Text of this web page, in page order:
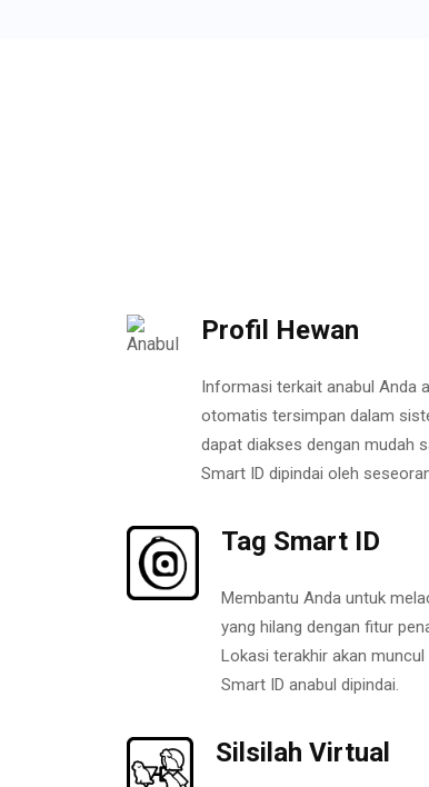
Profil Hewan
Informasi terkait anabul Anda
otomatis tersimpan dalam
dapat diakses dengan mudah
Smart ID dipindai oleh
Tag Smart ID
Membantu Anda untuk
yang hilang dengan fitur
Lokasi terakhir akan muncul
Smart ID anabul dipindai.
Silsilah Virtual